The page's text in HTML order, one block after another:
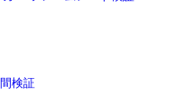
検証